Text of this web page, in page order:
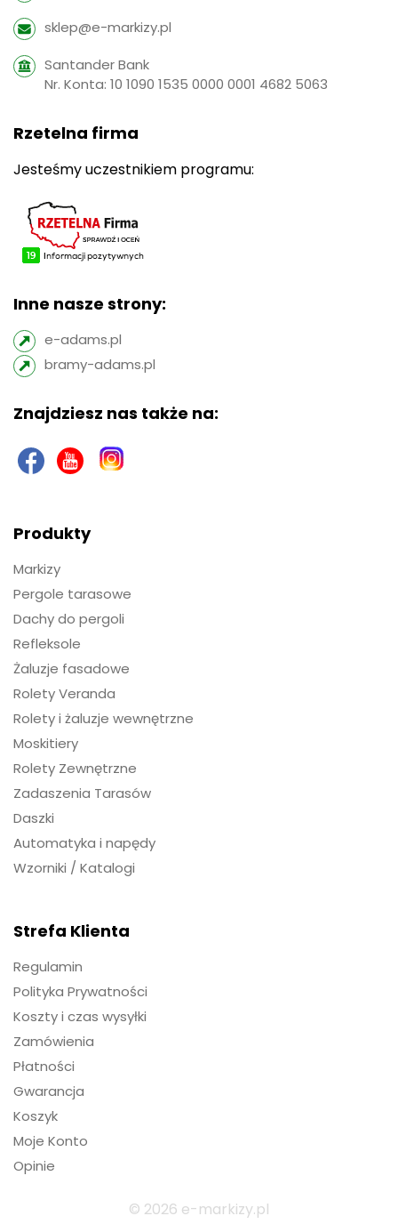
sklep@e-markizy.pl
Santander Bank
Nr. Konta: 10 1090 1535 0000 0001 4682 5063
Rzetelna firma
Jesteśmy uczestnikiem programu:
Inne nasze strony:
e-adams.pl
bramy-adams.pl
Znajdziesz nas także na:
Produkty
Markizy
Pergole tarasowe
Dachy do pergoli
Refleksole
Żaluzje fasadowe
Rolety Veranda
Rolety i żaluzje wewnętrzne
Moskitiery
Rolety Zewnętrzne
Zadaszenia Tarasów
Daszki
Automatyka i napędy
Wzorniki / Katalogi
Strefa Klienta
Regulamin
Polityka Prywatności
Koszty i czas wysyłki
Zamówienia
Płatności
Gwarancja
Koszyk
Moje Konto
Opinie
© 2026 e-markizy.pl